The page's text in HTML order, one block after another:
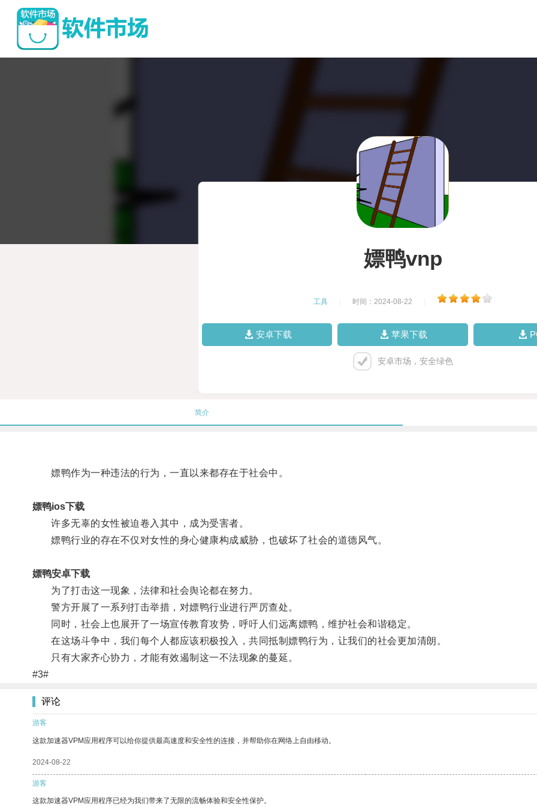
嫖鸭vnp
工具 时间：2024-08-22
安卓下载 苹果下载
安卓市场，安全绿色
简介
嫖鸭作为一种违法的行为，一直以来都存在于社会中。
嫖鸭ios下载
许多无辜的女性被迫卷入其中，成为受害者。
嫖鸭行业的存在不仅对女性的身心健康构成威胁，也破坏了社会的道德风气。
嫖鸭安卓下载
为了打击这一现象，法律和社会舆论都在努力。
警方开展了一系列打击举措，对嫖鸭行业进行严厉查处。
同时，社会上也展开了一场宣传教育攻势，呼吁人们远离嫖鸭，维护社会和谐稳定。
在这场斗争中，我们每个人都应该积极投入，共同抵制嫖鸭行为，让我们的社会更加清朗。
只有大家齐心协力，才能有效遏制这一不法现象的蔓延。
#3#
评论
游客
这款加速器VPM应用程序可以给你提供最高速度和安全性的连接，并帮助你在网络上自由移动。
2024-08-22
游客
这款加速器VPM应用程序已经为我们带来了无限的流畅体验和安全性保护。